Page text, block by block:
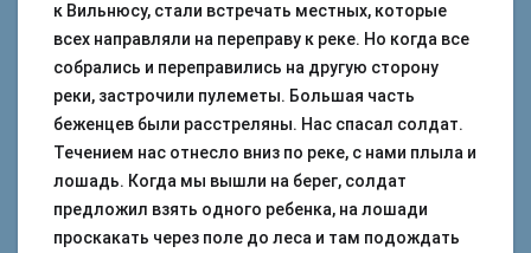
к Вильнюсу, стали встречать местных, которые
всех направляли на переправу к реке. Но когда все
собрались и переправились на другую сторону
реки, застрочили пулеметы. Большая часть
беженцев были расстреляны. Нас спасал солдат.
Течением нас отнесло вниз по реке, с нами плыла и
лошадь. Когда мы вышли на берег, солдат
предложил взять одного ребенка, на лошади
проскакать через поле до леса и там подождать